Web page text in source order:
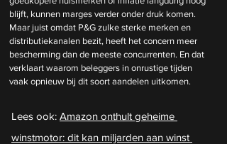
blijft, kunnen marges verder onder druk komen.
Maar juist omdat P&G zulke sterke merken en
distributiekanalen bezit, heeft het concern meer
bescherming dan de meeste concurrenten. En dat
verklaart waarom beleggers in onrustige tijden
vaak opnieuw bij dit soort aandelen uitkomen.
Lees ook: Amazon onthult geheime
winstmotor: dit kan miljarden aan winst